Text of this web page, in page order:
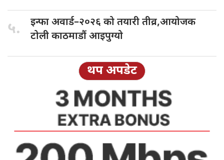
५. इन्फा अवार्ड–२०२६ को तयारी तीव्र,आयोजक
टोली काठमाडौं आइपुग्यो
थप अपडेट